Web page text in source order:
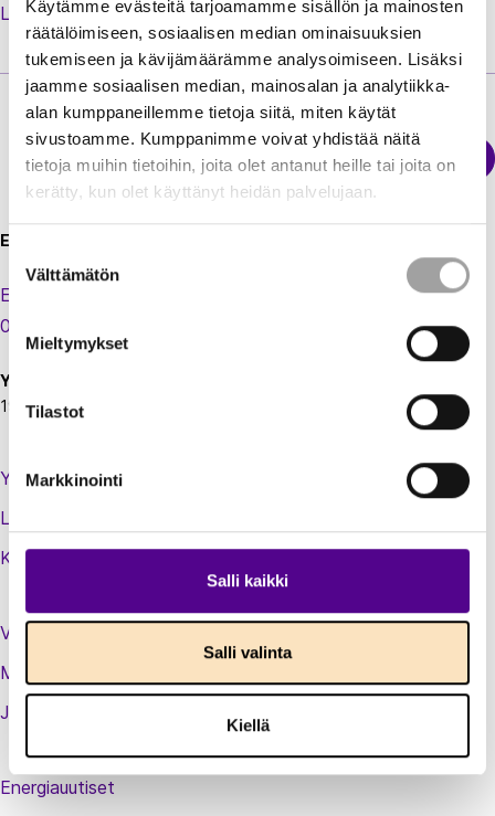
Käytämme evästeitä tarjoamamme sisällön ja mainosten
räätälöimiseen, sosiaalisen median ominaisuuksien
tukemiseen ja kävijämäärämme analysoimiseen. Lisäksi
jaamme sosiaalisen median, mainosalan ja analytiikka-
alan kumppaneillemme tietoja siitä, miten käytät
sivustoamme. Kumppanimme voivat yhdistää näitä
tietoja muihin tietoihin, joita olet antanut heille tai joita on
kerätty, kun olet käyttänyt heidän palvelujaan.
Suostumuksen
valinta
Välttämätön
Mieltymykset
Tilastot
Markkinointi
Salli kaikki
Salli valinta
Kiellä
Luo käyttäjätili jäsenextraan
Energiateollisuus
Sähkökatkokartta
Energiateollisuus ry
Eteläranta 10,
00130 Helsinki
Y-tunnus:
1924697-5
Yhteystiedot
Laskutustiedot
Kirjaudu sisään jäsenextraan
Vastuullisuusteot
Medialle
Jäsenluettelo
Energiauutiset